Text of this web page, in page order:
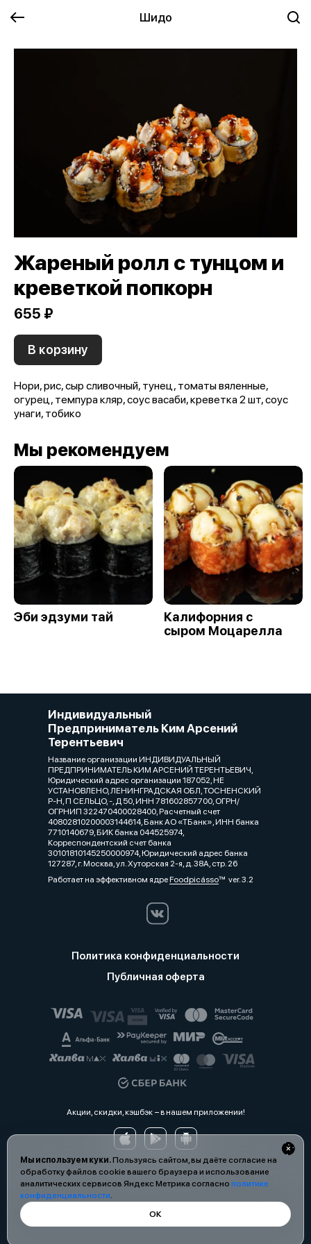
Шидо
Мы используем куки.Пользуясь сайтом, вы даёте согласие на
обработку файлов cookie вашего браузера и использование
аналитических сервисов Яндекс Метрика согласно политике
конфиденциальности.
ОК
Жареный ролл с тунцом и
креветкой попкорн
655 ₽
В корзину
Нори, рис, сыр сливочный, тунец, томаты вяленные,
огурец, темпура кляр, соус васаби, креветка 2 шт, соус
унаги, тобико
Мы рекомендуем
Эби эдзуми тай
Калифорния с
сыром Моцарелла
Индивидуальный
Предприниматель Ким Арсений
Терентьевич
Название организации ИНДИВИДУАЛЬНЫЙ
ПРЕДПРИНИМАТЕЛЬ КИМ АРСЕНИЙ ТЕРЕНТЬЕВИЧ,
Юридический адрес организации 187052, НЕ
УСТАНОВЛЕНО, ЛЕНИНГРАДСКАЯ ОБЛ, ТОСНЕНСКИЙ
Р-Н, П СЕЛЬЦО, -, Д 50, ИНН 781602857700, ОГРН/
ОГРНИП 322470400028400, Расчетный счет
40802810200003144614, Банк АО «ТБанк», ИНН банка
7710140679, БИК банка 044525974,
Корреспондентский счет банка
30101810145250000974, Юридический адрес банка
127287, г. Москва, ул. Хуторская 2-я, д. 38А, стр. 26
Работает на эффективном ядреFoodpicássover. 3.2
Политика конфиденциальности
Публичная оферта
Акции, скидки, кэшбэк − в нашем приложении!